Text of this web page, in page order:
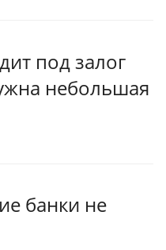
под залог
небольшая
банки не